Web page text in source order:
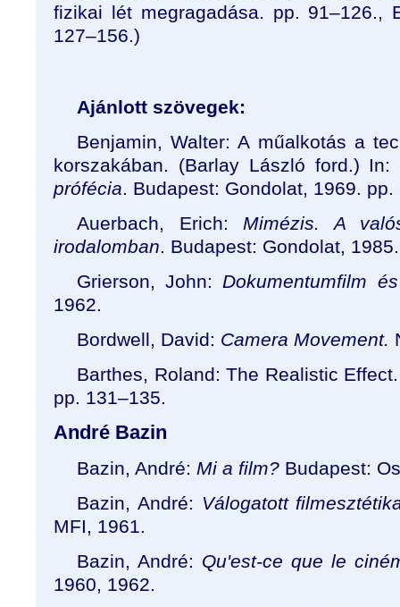
fizikai lét megragadása. pp. 91–126.,
127–156.)
Ajánlott szövegek:
Benjamin, Walter: A műalkotás a
korszakában. (Barlay László ford.)
prófécia . Budapest: Gondolat, 1969.
Auerbach, Erich: Mimézis. A
irodalomban . Budapest: Gondolat, 1985.
Grierson, John: Dokumentumfilm
1962.
Bordwell, David: Camera Movement.
Barthes, Roland: The Realistic
pp. 131–135.
André Bazin
Bazin, André: Mi a film? Budapest:
Bazin, André: Válogatott
MFI, 1961.
Bazin, André: Qu'est-ce que le
1960, 1962.